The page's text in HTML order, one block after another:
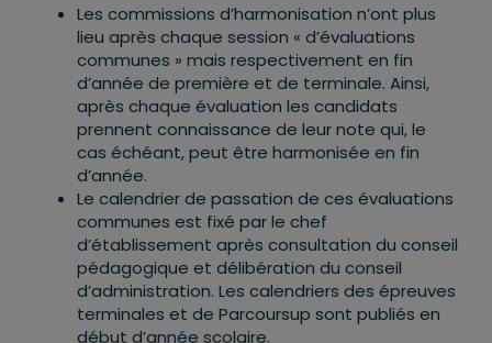
Les commissions d’harmonisation n’ont plus
lieu après chaque session « d’évaluations
communes » mais respectivement en fin
d’année de première et de terminale. Ainsi,
après chaque évaluation les candidats
prennent connaissance de leur note qui, le
cas échéant, peut être harmonisée en fin
d’année.
Le calendrier de passation de ces évaluations
communes est fixé par le chef
d’établissement après consultation du conseil
pédagogique et délibération du conseil
d’administration. Les calendriers des épreuves
terminales et de Parcoursup sont publiés en
début d’année scolaire.